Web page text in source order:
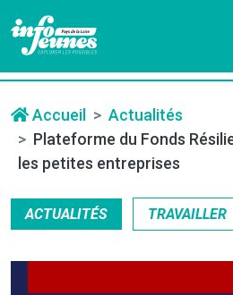
Accueil
Actualités
Plateforme du Fonds
les petites entreprises
ACTUALITÉS TRAVAILLER